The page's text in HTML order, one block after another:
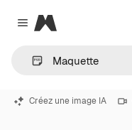
Close menu
Magnific
Créez une image IA